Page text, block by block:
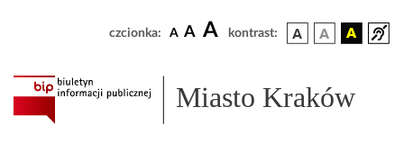
czcionka: A A A kontrast:
Miasto Kraków